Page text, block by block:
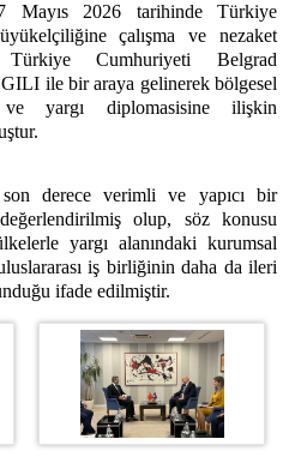
Mayıs 2026 tarihinde Türkiye
çalışma ve nezaket
Türkiye Cumhuriyeti Belgrad
ile bir araya gelinerek bölgesel
yargı diplomasisine ilişkin
derece verimli ve yapıcı bir
olup, söz konusu
yargı alanındaki kurumsal
iş birliğinin daha da ileri
ifade edilmiştir.